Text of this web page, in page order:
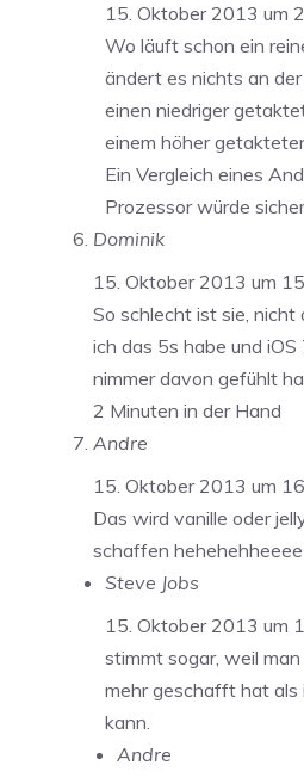
15. Oktober 2013 um
Wo läuft schon ein
ändert es nichts an
einen niedriger
einem höher
Ein Vergleich eines
Prozessor würde
Dominik
15. Oktober 2013 um
So schlecht ist sie, nicht
ich das 5s habe und
nimmer davon gefühlt
2 Minuten in der Hand
Andre
15. Oktober 2013 um
Das wird vanille oder
schaffen hehehehheeee
Steve Jobs
15. Oktober 2013 um
stimmt sogar, weil
mehr geschafft hat als
kann.
Andre